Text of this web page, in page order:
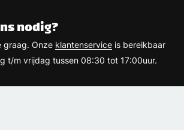
nodig?
graag. Onze klantenservice is bereikbaar
t/m vrijdag tussen 08:30 tot 17:00uur.